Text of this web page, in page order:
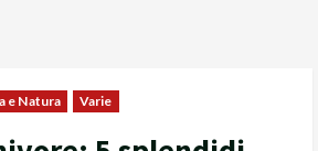
e Natura Varie